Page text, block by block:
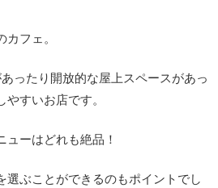
フェ。
ったり開放的な屋上スペースがあっ
すいお店です。
ューはどれも絶品！
選ぶことができるのもポイントでし